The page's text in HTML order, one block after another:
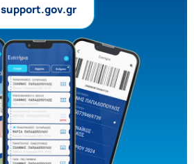
support.gov.gr